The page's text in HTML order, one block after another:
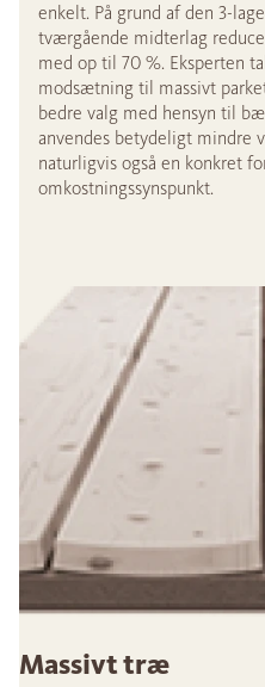
enkelt. På grund af den 3-
tværgående midterlag
med op til 70 %. Eksperten
modsætning til massivt
bedre valg med hensyn til
anvendes betydeligt
naturligvis også en konkret
omkostningssynspunkt.
Massivt træ